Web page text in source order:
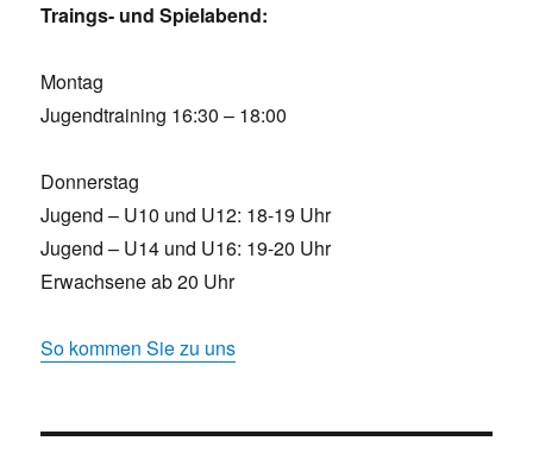
Traings- und Spielabend:
Montag
Jugendtraining 16:30 – 18:00
Donnerstag
Jugend – U10 und U12: 18-19 Uhr
Jugend – U14 und U16: 19-20 Uhr
Erwachsene ab 20 Uhr
So kommen Sie zu uns